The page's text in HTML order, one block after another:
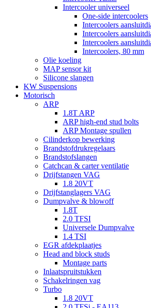
Intercooler universeel
One-side intercoolers
Intercoolers
Intercoolers
Intercoolers
Intercoolers, 80 mm
Olie koeling
MAP sensor kit
Silicone slangen
KW Suspensions
Motorisch
ARP
1.8T ARP
ARP high-end stud bolts
ARP Montage spullen
Cilinderkop bewerking
Brandstofdrukregelaars
Brandstofslangen
Catchcan & carter ventilatie
Drijfstangen VAG
1.8 20VT
Drijfstanglagers VAG
Dumpvalve & blowoff
1.8T
2.0 TFSI
Universele Dumpvalve
1.4 TSI
EGR afdekplaatjes
Head and block studs
Montage parts
Inlaatspruitstukken
Schakelringen vag
Turbo
1.8 20VT